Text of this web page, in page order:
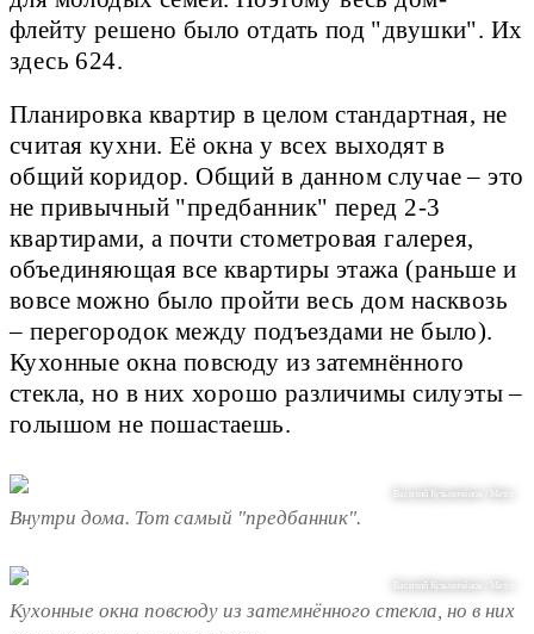
флейту решено было отдать под "двушки". Их
здесь 624.
Планировка квартир в целом стандартная, не
считая кухни. Её окна у всех выходят в
общий коридор. Общий в данном случае – это
не привычный "предбанник" перед 2-3
квартирами, а почти стометровая галерея,
объединяющая все квартиры этажа (раньше и
вовсе можно было пройти весь дом насквозь
– перегородок между подъездами не было).
Кухонные окна повсюду из затемнённого
стекла, но в них хорошо различимы силуэты –
голышом не пошастаешь.
Василий Кузьмичёнок / Metro
Внутри дома. Тот самый "предбанник".
Василий Кузьмичёнок / Metro
Кухонные окна повсюду из затемнённого стекла, но в них